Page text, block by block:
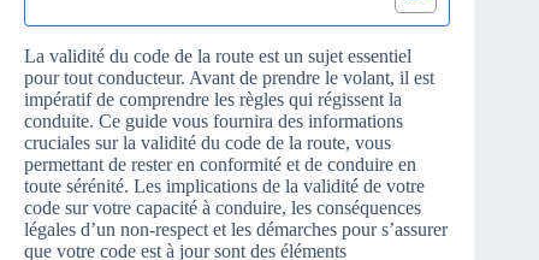
La validité du code de la route est un sujet essentiel
pour tout conducteur. Avant de prendre le volant, il est
impératif de comprendre les règles qui régissent la
conduite. Ce guide vous fournira des informations
cruciales sur la validité du code de la route, vous
permettant de rester en conformité et de conduire en
toute sérénité. Les implications de la validité de votre
code sur votre capacité à conduire, les conséquences
légales d’un non-respect et les démarches pour s’assurer
que votre code est à jour sont des éléments